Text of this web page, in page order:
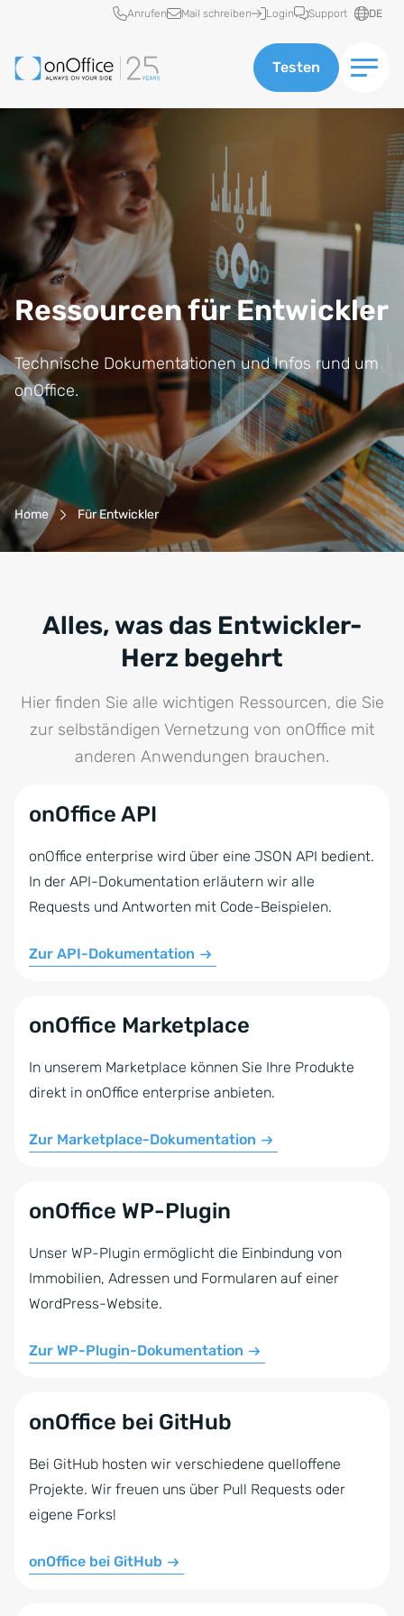
Schnellzugriff
Anrufen Mail schreiben Login Support DE
Testen
Ressourcen für Entwickler
Technische Dokumentationen und Infos rund um
onOffice.
Breadcrumb-Navigation
Home Für Entwickler
Alles, was das Entwickler-
Herz begehrt
Hier finden Sie alle wichtigen Ressourcen, die Sie
zur selbständigen Vernetzung von onOffice mit
anderen Anwendungen brauchen.
onOffice API
onOffice enterprise wird über eine JSON API bedient.
In der API-Dokumentation erläutern wir alle
Requests und Antworten mit Code-Beispielen.
Zur API-Dokumentation
onOffice Marketplace
In unserem Marketplace können Sie Ihre Produkte
direkt in onOffice enterprise anbieten.
Zur Marketplace-Dokumentation
onOffice WP-Plugin
Unser WP-Plugin ermöglicht die Einbindung von
Immobilien, Adressen und Formularen auf einer
WordPress-Website.
Zur WP-Plugin-Dokumentation
onOffice bei GitHub
Bei GitHub hosten wir verschiedene quelloffene
Projekte. Wir freuen uns über Pull Requests oder
eigene Forks!
onOffice bei GitHub